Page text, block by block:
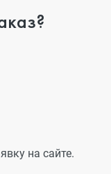
на сайте.